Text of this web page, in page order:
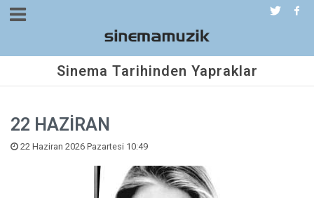
Sinema Tarihinden Yapraklar
22 HAZİRAN
22 Haziran 2026 Pazartesi 10:49